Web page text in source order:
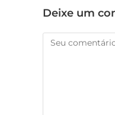
Deixe um